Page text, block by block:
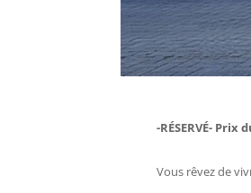
-RÉSERVÉ- Prix
Vous rêvez de